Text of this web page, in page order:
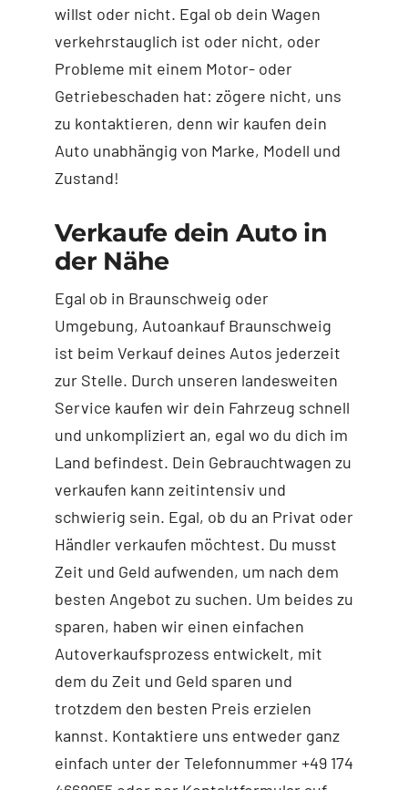
willst oder nicht. Egal ob dein Wagen
verkehrstauglich ist oder nicht, oder
Probleme mit einem Motor- oder
Getriebeschaden hat: zögere nicht, uns
zu kontaktieren, denn wir kaufen dein
Auto unabhängig von Marke, Modell und
Zustand!
Verkaufe dein Auto in
der Nähe
Egal ob in Braunschweig oder
Umgebung, Autoankauf Braunschweig
ist beim Verkauf deines Autos jederzeit
zur Stelle. Durch unseren landesweiten
Service kaufen wir dein Fahrzeug schnell
und unkompliziert an, egal wo du dich im
Land befindest. Dein Gebrauchtwagen zu
verkaufen kann zeitintensiv und
schwierig sein. Egal, ob du an Privat oder
Händler verkaufen möchtest. Du musst
Zeit und Geld aufwenden, um nach dem
besten Angebot zu suchen. Um beides zu
sparen, haben wir einen einfachen
Autoverkaufsprozess entwickelt, mit
dem du Zeit und Geld sparen und
trotzdem den besten Preis erzielen
kannst. Kontaktiere uns entweder ganz
einfach unter der Telefonnummer +49 174